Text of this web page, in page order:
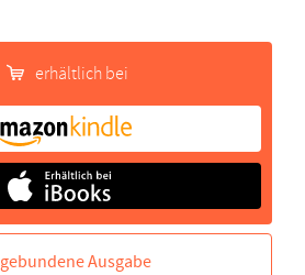
erhältlich bei
gebundene Ausgabe